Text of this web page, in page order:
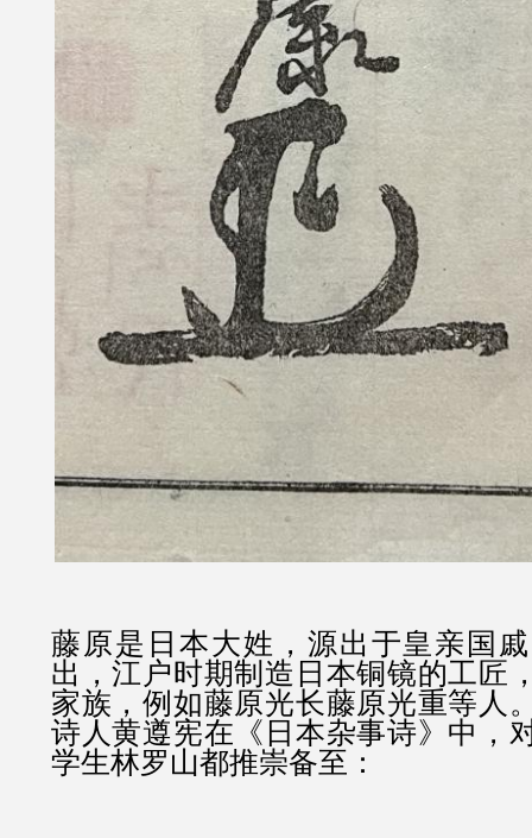
藤原是日本大姓，源出于皇亲国
出，江户时期制造日本铜镜的工匠
家族，例如藤原光长藤原光重等人
诗人黄遵宪在《日本杂事诗》中，
学生林罗山都推崇备至：